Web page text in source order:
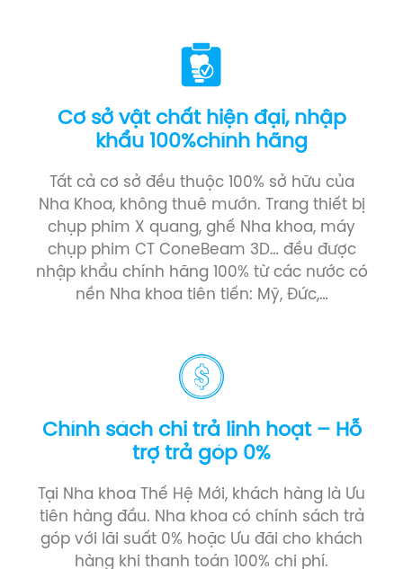
Cơ sở vật chất hiện đại, nhập
khẩu 100%chính hãng
Tất cả cơ sở đều thuộc 100% sở hữu của
Nha Khoa, không thuê mướn. Trang thiết bị
chụp phim X quang, ghế Nha khoa, máy
chụp phim CT ConeBeam 3D… đều được
nhập khẩu chính hãng 100% từ các nước có
nền Nha khoa tiên tiến: Mỹ, Đức,…
Chính sách chi trả linh hoạt – Hỗ
trợ trả góp 0%
Tại Nha khoa Thế Hệ Mới, khách hàng là Ưu
tiên hàng đầu. Nha khoa có chính sách trả
góp với lãi suất 0% hoặc Ưu đãi cho khách
hàng khi thanh toán 100% chi phí.